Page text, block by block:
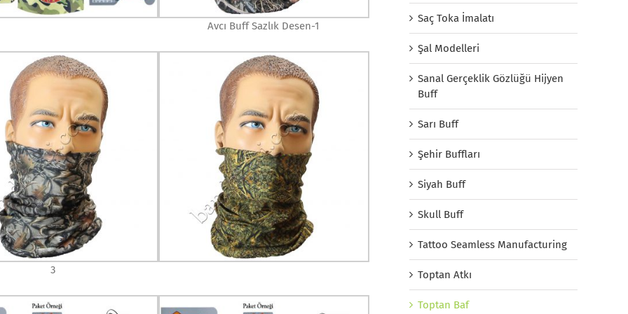
Avcı Buff Sazlık Desen-1
3
Saç Toka İmalatı
Şal Modelleri
Sanal Gerçeklik Gözlüğü Hijyen
Buff
Sarı Buff
Şehir Buffları
Siyah Buff
Skull Buff
Tattoo Seamless Manufacturing
Toptan Atkı
Toptan Baf